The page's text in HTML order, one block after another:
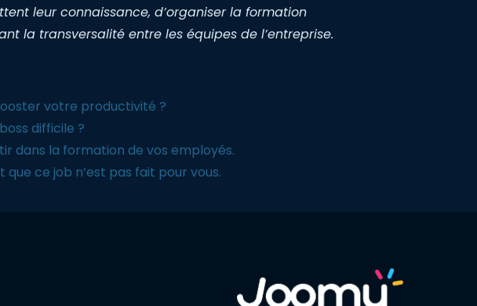
leur connaissance, d’organiser la formation
la transversalité entre les équipes de l’entreprise.
votre productivité ?
difficile ?
dans la formation de vos employés.
que ce job n’est pas fait pour vous.